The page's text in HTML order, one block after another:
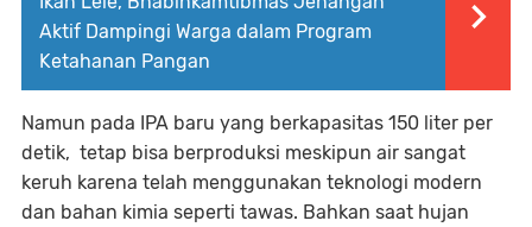
Aktif Dampingi Warga dalam Program
Ketahanan Pangan
Namun pada IPA baru yang berkapasitas 150 liter per
detik, tetap bisa berproduksi meskipun air sangat
keruh karena telah menggunakan teknologi modern
dan bahan kimia seperti tawas. Bahkan saat hujan